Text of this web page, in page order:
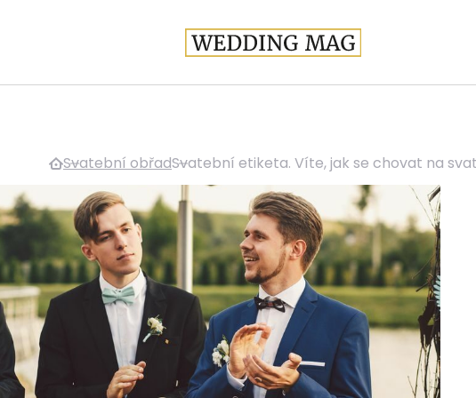
Svatební obřadSvatební etiketa. Víte, jak se chovat na